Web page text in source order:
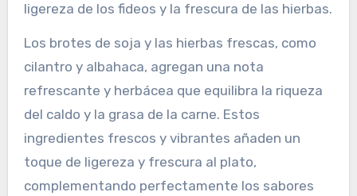
ligereza de los fideos y la frescura de las hierbas.
Los brotes de soja y las hierbas frescas, como
cilantro y albahaca, agregan una nota
refrescante y herbácea que equilibra la riqueza
del caldo y la grasa de la carne. Estos
ingredientes frescos y vibrantes añaden un
toque de ligereza y frescura al plato,
complementando perfectamente los sabores